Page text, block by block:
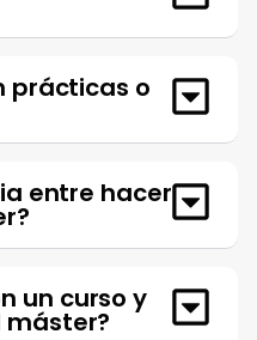
prácticas o
entre hacer
un curso y
máster?